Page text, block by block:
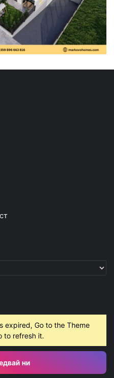
expired, Go to the Theme
to refresh it.
ни